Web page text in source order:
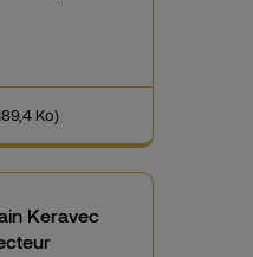
Ko)
Keravec